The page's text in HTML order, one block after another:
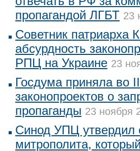
пропагандой ЛГБТ 23
Советник патриарха
абсурдность
РПЦ на Украине 23
Госдума приняла во
законопроектов о
пропаганды 23 ноября
Синод УПЦ утвердил
митрополита,